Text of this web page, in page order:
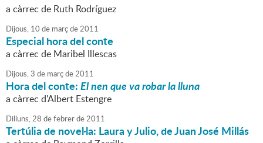
a càrrec de Ruth Rodríguez
Dijous, 10 de marçde2011
Especial hora del conte
a càrrec de Maribel Illescas
Dijous,3 de marçde2011
Hora del conte:El nen que va robar la lluna
a càrrec d'Albert Estengre
Dilluns,28 defebrerde2011
Tertúlia de novel·la: Laura y Julio, de Juan José Millás